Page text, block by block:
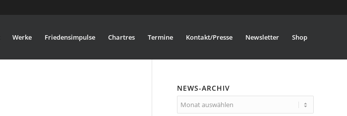
Werke Friedensimpulse Chartres Termine Kontakt/Presse Newsletter Shop
NEWS-ARCHIV